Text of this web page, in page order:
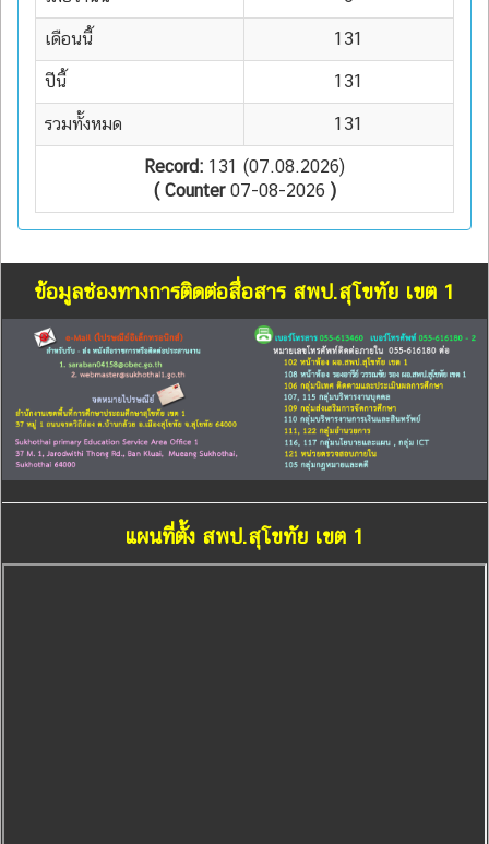
เดือนนี้ 131
ปีนี้ 131
รวมทั้งหมด 131
Record: 131 (07.08.2026)
( Counter07-08-2026 )
ข้อมูลช่องทางการติดต่อสื่อสาร สพป.สุโขทัย เขต 1
แผนที่ตั้ง สพป.สุโขทัย เขต 1